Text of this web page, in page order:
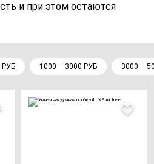
и при этом остаются
РУБ 1000 – 3000 РУБ 3000 –